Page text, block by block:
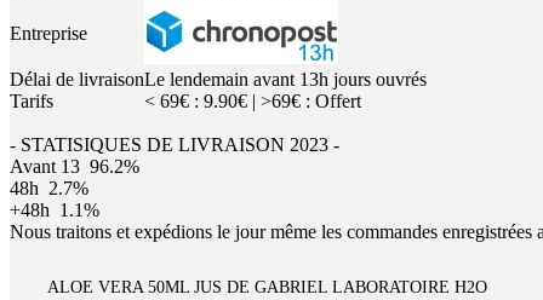
Entreprise
Délai de livraisonLe lendemain avant 13h jours ouvrés
Tarifs
< 69€ : 9.90€ | >69€ : Offert
- STATISIQUES DE LIVRAISON 2023 -
Avant 13 96.2%
48h 2.7%
+48h 1.1%
Nous traitons et expédions le jour même les commandes
ALOE VERA 50ML JUS DE GABRIEL LABORATOIRE H2O